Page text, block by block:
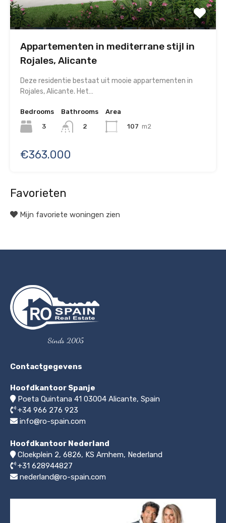
Appartementen in mediterrane stijl in
Rojales, Alicante
Deze residentie bestaat uit mooie appartementen in
Rojales, Alicante. Het…
Bedrooms
3
Bathrooms
2
Area
107 m2
€363.000
Favorieten
Mijn favoriete woningen zien
Sinds 2005
Contactgegevens
Hoofdkantoor Spanje
Poeta Quintana 41 03004 Alicante, Spain
+34 966 276 923
info@ro-spain.com
Hoofdkantoor Nederland
Cloekplein 2, 6826, KS Arnhem, Nederland
+31 628944827
nederland@ro-spain.com